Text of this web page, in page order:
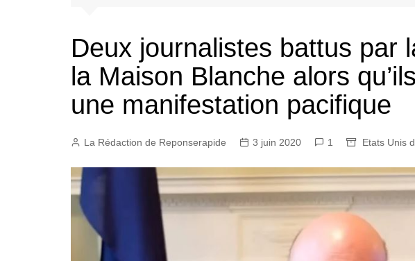
Deux journalistes battus par
la Maison Blanche alors
une manifestation pacifique
La Rédaction de Reponserapide 3 juin 2020 1 Etats Unis